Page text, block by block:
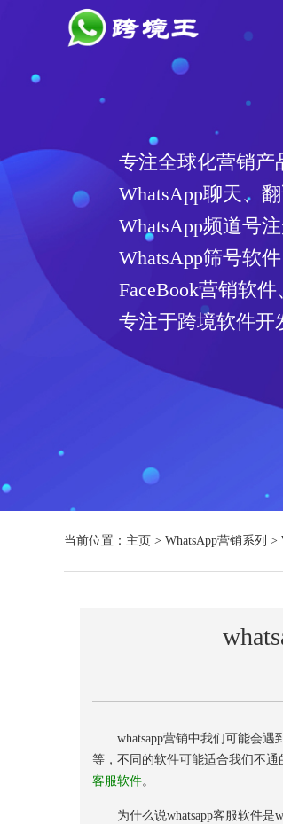
专注全球化营销产
WhatsApp聊天、
WhatsApp频道号
WhatsApp筛号软
FaceBook营销软
专注于跨境软件开
当前位置： 主页 > WhatsApp营销系列 >
whatsapp营销中我们可能会遇
等，不同的软件可能适合我们不
客服软件。
为什么说whatsapp客服软件是